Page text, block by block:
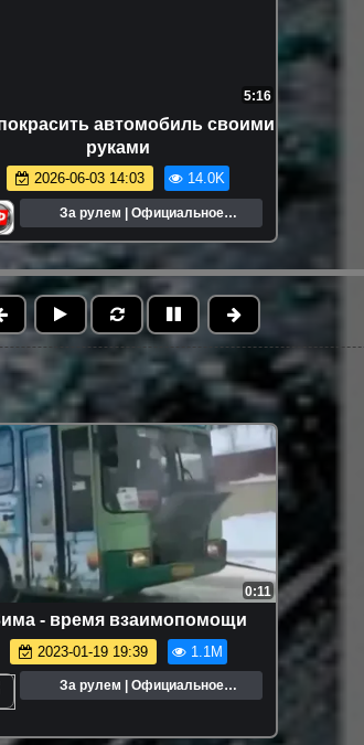
5:16
автомобиль своими
руками
2026-06-03 14:03 14.0K
За рулем | Официальное
16:06
Чем выгодно покупать
автомобиль в интернете
2026-02-07 17:54 1.0M